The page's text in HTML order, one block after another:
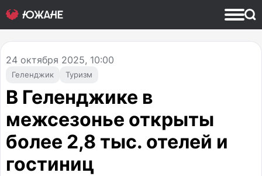
Геленджик Туризм
24 октября 2025, 10:00
В Геленджике в
межсезонье открыты
более 2,8 тыс. отелей и
гостиниц